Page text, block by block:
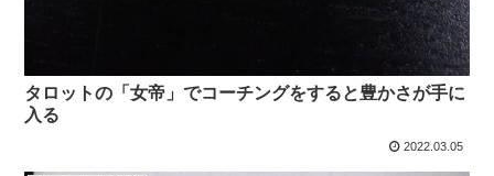
タロットの「女帝」でコーチングをすると豊かさが手に
入る
2022.03.05